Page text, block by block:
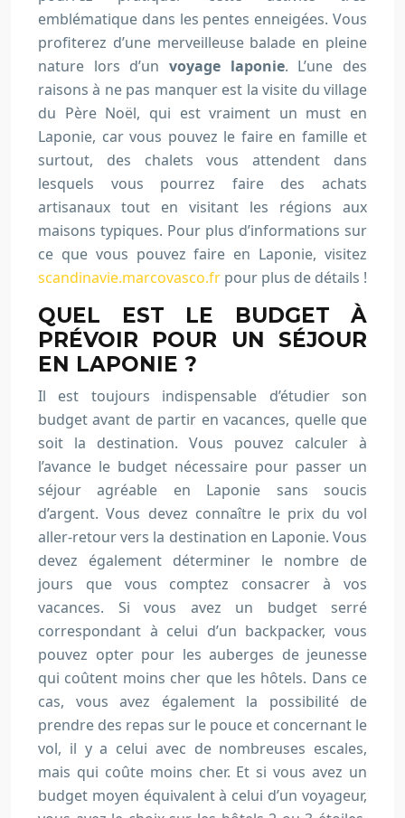
emblématique dans les pentes enneigées. Vous
profiterez d’une merveilleuse balade en pleine
nature lors d’un voyage laponie. L’une des
raisons à ne pas manquer est la visite du village
du Père Noël, qui est vraiment un must en
Laponie, car vous pouvez le faire en famille et
surtout, des chalets vous attendent dans
lesquels vous pourrez faire des achats
artisanaux tout en visitant les régions aux
maisons typiques. Pour plus d’informations sur
ce que vous pouvez faire en Laponie, visitez
scandinavie.marcovasco.fr pour plus de détails !
QUEL EST LE BUDGET À
PRÉVOIR POUR UN SÉJOUR
EN LAPONIE ?
Il est toujours indispensable d’étudier son
budget avant de partir en vacances, quelle que
soit la destination. Vous pouvez calculer à
l’avance le budget nécessaire pour passer un
séjour agréable en Laponie sans soucis
d’argent. Vous devez connaître le prix du vol
aller-retour vers la destination en Laponie. Vous
devez également déterminer le nombre de
jours que vous comptez consacrer à vos
vacances. Si vous avez un budget serré
correspondant à celui d’un backpacker, vous
pouvez opter pour les auberges de jeunesse
qui coûtent moins cher que les hôtels. Dans ce
cas, vous avez également la possibilité de
prendre des repas sur le pouce et concernant le
vol, il y a celui avec de nombreuses escales,
mais qui coûte moins cher. Et si vous avez un
budget moyen équivalent à celui d’un voyageur,